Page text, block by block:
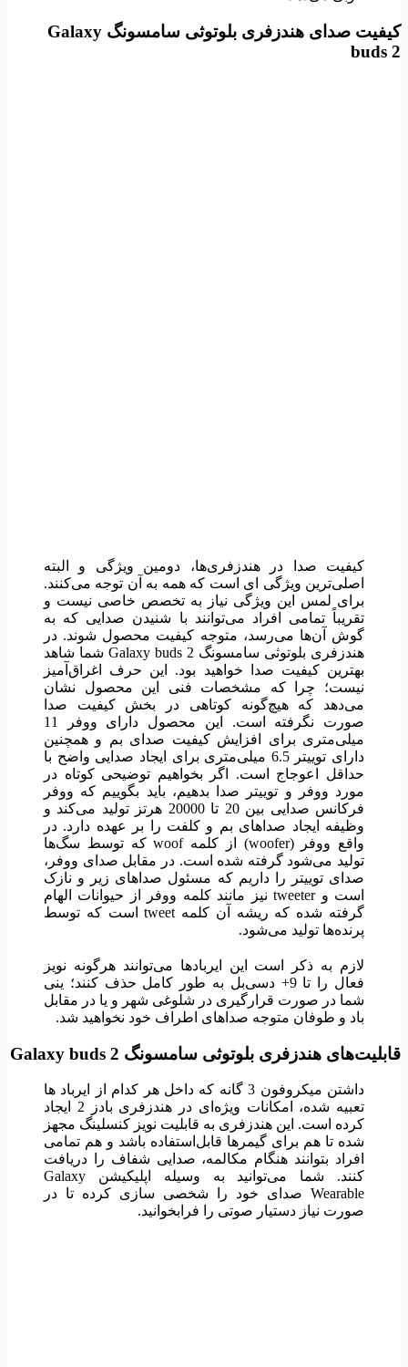
کیفیت صدای هندزفری بلوتوثی سامسونگ Galaxy
buds 2
کیفیت صدا در هندزفری‌ها، دومین ویژگی و البته
اصلی‌ترین ویژگی ای است که همه به آن توجه می‌کنند.
برای لمس این ویژگی نیاز به تخصص خاصی نیست و
تقریباً تمامی افراد می‌توانند با شنیدن صدایی که به
گوش آن‌ها می‌رسد، متوجه کیفیت محصول شوند. در
هندزفری بلوتوثی سامسونگ Galaxy buds 2 شما شاهد
بهترین کیفیت صدا خواهید بود. این حرف اغراق‌آمیز
نیست؛ چرا که مشخصات فنی این محصول نشان
می‌دهد که هیچ‌گونه کوتاهی در بخش کیفیت صدا
صورت نگرفته است. این محصول دارای ووفر 11
میلی‌متری برای افزایش کیفیت صدای بم و همچنین
دارای توییتر 6.5 میلی‌متری برای ایجاد صدایی واضح با
حداقل اعوجاج است. اگر بخواهیم توضیحی کوتاه در
مورد ووفر و توییتر صدا بدهیم، باید بگوییم که ووفر
فرکانس صدایی بین 20 تا 20000 هرتز تولید می‌کند و
وظیفه ایجاد صداهای بم و کلفت را بر عهده دارد. در
واقع ووفر (woofer) از کلمه woof که توسط سگ‌ها
تولید می‌شود گرفته شده است. در مقابل صدای ووفر،
صدای توییتر را داریم که مسئول صداهای زیر و نازک
است و tweeter نیز مانند کلمه ووفر از حیوانات الهام
گرفته شده که ریشه آن کلمه tweet است که توسط
پرنده‌ها تولید می‌شود.
لازم به ذکر است این ایربادها می‌توانند هرگونه نویز
فعال را تا 9+ دسی‌بل به طور کامل حذف کنند؛ ینی
شما در صورت قرارگیری در شلوغی شهر و یا در مقابل
باد و طوفان متوجه صداهای اطراف خود نخواهید شد.
قابلیت‌های هندزفری بلوتوثی سامسونگ Galaxy buds 2
داشتن میکروفون 3 گانه که داخل هر کدام از ایرباد ها
تعبیه شده، امکانات ویژه‌ای در هندزفری بادز 2 ایجاد
کرده است. این هندزفری به قابلیت نویز کنسلینگ مجهز
شده تا هم برای گیمرها قابل‌استفاده باشد و هم تمامی
افراد بتوانند هنگام مکالمه، صدایی شفاف را دریافت
کنند. شما می‌توانید به وسیله اپلیکیشن Galaxy
Wearable صدای خود را شخصی سازی کرده تا در
صورت نیاز دستیار صوتی را فرابخوانید.